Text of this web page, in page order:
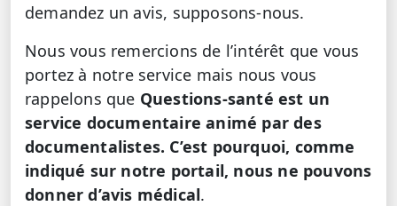
demandez un avis, supposons-nous.
Nous vous remercions de l’intérêt que vous
portez à notre service mais nous vous
rappelons que Questions-santé est un
service documentaire animé par des
documentalistes. C’est pourquoi, comme
indiqué sur notre portail, nous ne pouvons
donner d’avis médical.